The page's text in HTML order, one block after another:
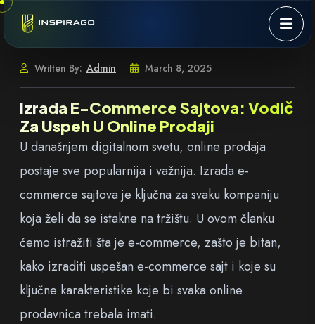
Skip to content
Written By: Admin March 8, 2025
Izrada E-Commerce Sajtova: Vodič
Za Uspeh U Online Prodaji
U današnjem digitalnom svetu, online prodaja
postaje sve popularnija i važnija. Izrada e-
commerce sajtova je ključna za svaku kompaniju
koja želi da se istakne na tržištu. U ovom članku
ćemo istražiti šta je e-commerce, zašto je bitan,
kako izraditi uspešan e-commerce sajt i koje su
ključne karakteristike koje bi svaka online
prodavnica trebala imati.